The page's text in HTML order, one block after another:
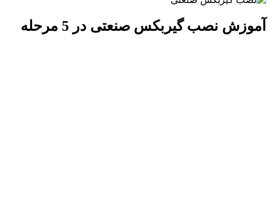
آموزش نصب گیربکس صنعتی در 5 مرحله